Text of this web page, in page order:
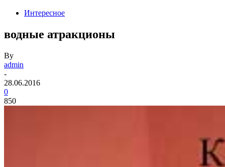
Интересное
водные атракционы
By
admin
-
28.06.2016
0
850